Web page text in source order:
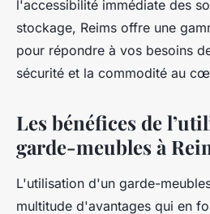
l'accessibilité immédiate des
stockage, Reims offre une
pour répondre à vos besoins
sécurité et la commodité au
Les bénéfices de
garde-meubles à
L'utilisation d'un garde-
multitude d'avantages qui en